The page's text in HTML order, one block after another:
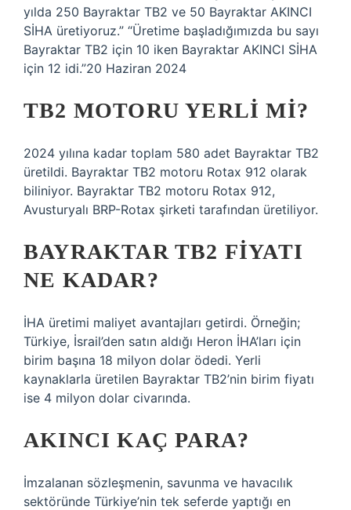
yılda 250 Bayraktar TB2 ve 50 Bayraktar AKINCI
SİHA üretiyoruz.” “Üretime başladığımızda bu sayı
Bayraktar TB2 için 10 iken Bayraktar AKINCI SİHA
için 12 idi.”20 Haziran 2024
TB2 MOTORU YERLI MI?
2024 yılına kadar toplam 580 adet Bayraktar TB2
üretildi. Bayraktar TB2 motoru Rotax 912 olarak
biliniyor. Bayraktar TB2 motoru Rotax 912,
Avusturyalı BRP-Rotax şirketi tarafından üretiliyor.
BAYRAKTAR TB2 FIYATI
NE KADAR?
İHA üretimi maliyet avantajları getirdi. Örneğin;
Türkiye, İsrail’den satın aldığı Heron İHA’ları için
birim başına 18 milyon dolar ödedi. Yerli
kaynaklarla üretilen Bayraktar TB2’nin birim fiyatı
ise 4 milyon dolar civarında.
AKINCI KAÇ PARA?
İmzalanan sözleşmenin, savunma ve havacılık
sektöründe Türkiye’nin tek seferde yaptığı en